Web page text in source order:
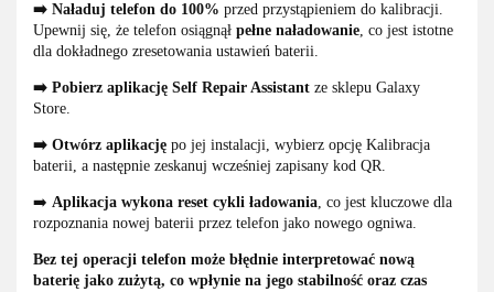
➡️ Naładuj telefon do 100% przed przystąpieniem do kalibracji.
Upewnij się, że telefon osiągnął pełne naładowanie, co jest istotne
dla dokładnego zresetowania ustawień baterii.
➡️ Pobierz aplikację Self Repair Assistant ze sklepu Galaxy
Store.
➡️ Otwórz aplikację po jej instalacji, wybierz opcję Kalibracja
baterii, a następnie zeskanuj wcześniej zapisany kod QR.
➡️ Aplikacja wykona reset cykli ładowania, co jest kluczowe dla
rozpoznania nowej baterii przez telefon jako nowego ogniwa.
Bez tej operacji telefon może błędnie interpretować nową
baterię jako zużytą, co wpłynie na jego stabilność oraz czas